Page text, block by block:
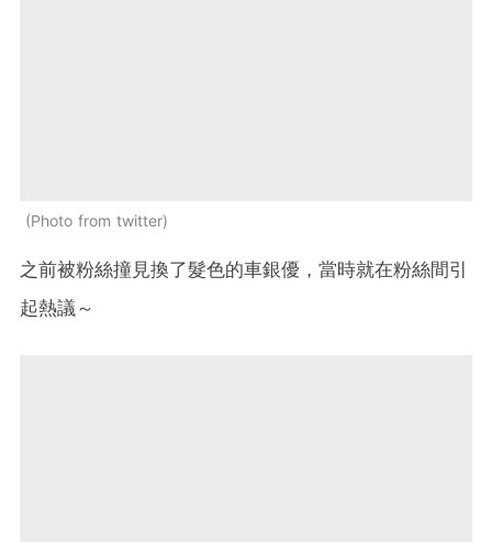
Photo from twitter
之前被粉絲撞見換了髮色的車銀優，當時就在粉絲間引
起熱議～